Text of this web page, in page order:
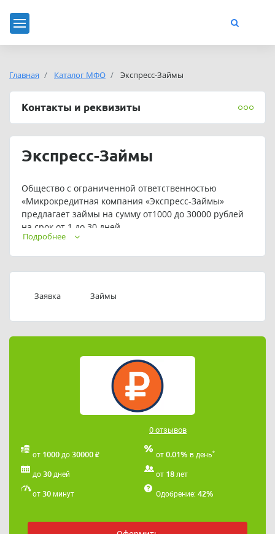
Главная Каталог МФО Экспресс-Займы
Контакты и реквизиты
Экспресс-Займы
Общество с ограниченной ответственностью
«Микрокредитная компания «Экспресс-Займы»
предлагает займы на сумму от1000 до 30000 рублей
на срок от 1 до 30 дней.
индивидуальные условия кредитования.
Займы»:89236550800.
Займы»:ekspress-zaimy@mail.ru
Подробнее
Заявка Займы
0 отзывов
от 1000 до 30000 ₽ от 0.01% в день*
до 30 дней от 18 лет
от 30 минут Одобрение: 42%